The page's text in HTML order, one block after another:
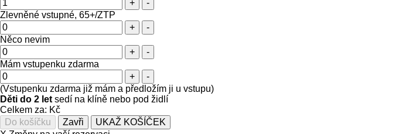
+
-
Zlevněné vstupné, 65+/ZTP
+
-
Něco nevim
+
-
Mám vstupenku zdarma
+
-
(Vstupenku zdarma již mám a předložím ji u vstupu)
Děti do 2 let sedí na klíně nebo pod židlí
Celkem za: Kč
Zavři
UKAŽ KOŠÍČEK